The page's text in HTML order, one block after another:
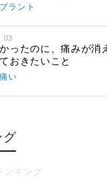
ラント
ったのに、痛みが消
おきたいこと
い
グ
ンキング